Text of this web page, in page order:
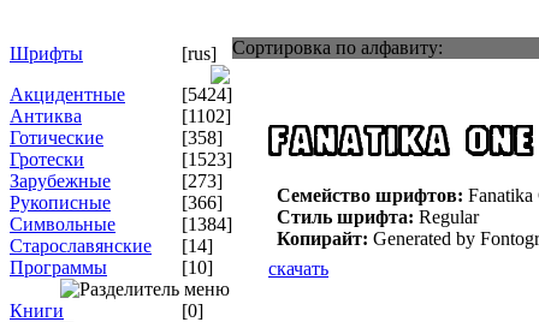
Шрифты
[rus]
Акцидентные
[5424]
Антиква
[1102]
Готические
[358]
Гротески
[1523]
Зарубежные
[273]
Рукописные
[366]
Символьные
[1384]
Старославянские
[14]
Программы
[10]
Книги [0]
Сортировка по алфавиту:
Семейство шрифтов: Fanatika
Стиль шрифта: Regular
Копирайт: Generated by
скачать